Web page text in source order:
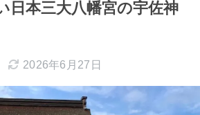
日本三大八幡宮の宇佐神
2026年6月27日